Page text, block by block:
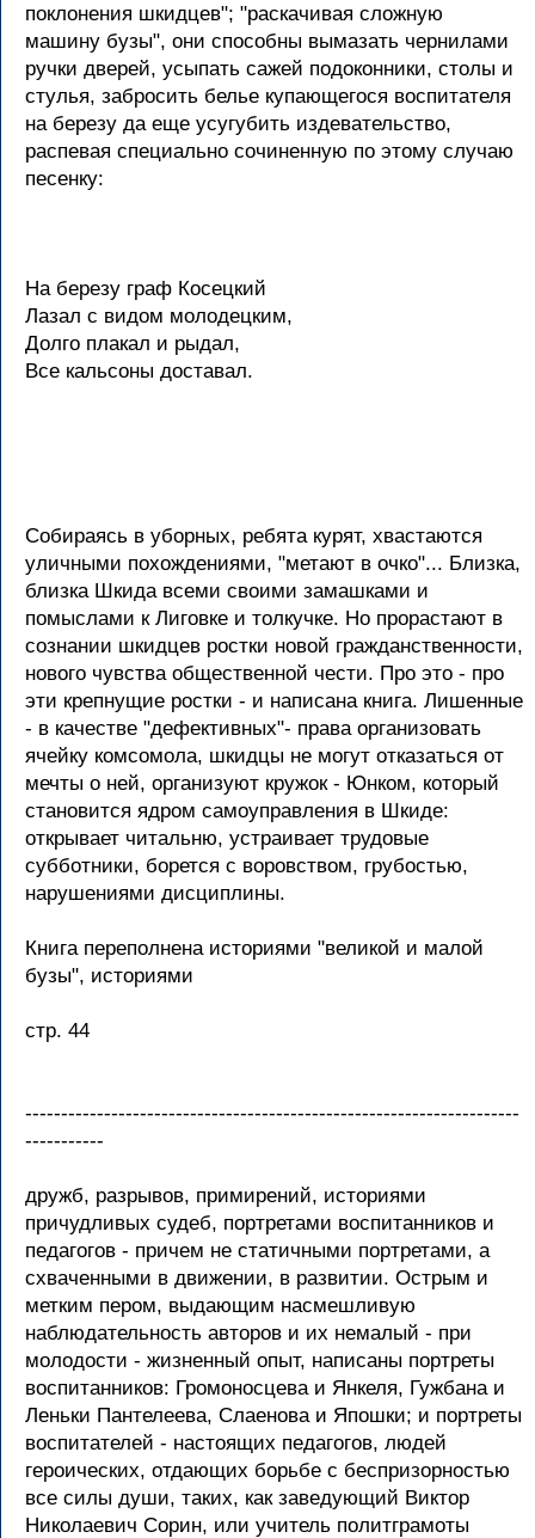
поклонения шкидцев"; "раскачивая сложную
машину бузы", они способны вымазать чернилами
ручки дверей, усыпать сажей подоконники, столы и
стулья, забросить белье купающегося воспитателя
на березу да еще усугубить издевательство,
распевая специально сочиненную по этому случаю
песенку:
На березу граф Косецкий
Лазал с видом молодецким,
Долго плакал и рыдал,
Все кальсоны доставал.
Собираясь в уборных, ребята курят, хвастаются
уличными похождениями, "метают в очко"... Близка,
близка Шкида всеми своими замашками и
помыслами к Лиговке и толкучке. Но прорастают в
сознании шкидцев ростки новой гражданственности,
нового чувства общественной чести. Про это - про
эти крепнущие ростки - и написана книга. Лишенные
- в качестве "дефективных"- права организовать
ячейку комсомола, шкидцы не могут отказаться от
мечты о ней, организуют кружок - Юнком, который
становится ядром самоуправления в Шкиде:
открывает читальню, устраивает трудовые
субботники, борется с воровством, грубостью,
нарушениями дисциплины.
Книга переполнена историями "великой и малой
бузы", историями
стр. 44
---------------------------------------------------------------------
-----------
дружб, разрывов, примирений, историями
причудливых судеб, портретами воспитанников и
педагогов - причем не статичными портретами, а
схваченными в движении, в развитии. Острым и
метким пером, выдающим насмешливую
наблюдательность авторов и их немалый - при
молодости - жизненный опыт, написаны портреты
воспитанников: Громоносцева и Янкеля, Гужбана и
Леньки Пантелеева, Слаенова и Япошки; и портреты
воспитателей - настоящих педагогов, людей
героических, отдающих борьбе с беспризорностью
все силы души, таких, как заведующий Виктор
Николаевич Сорин, или учитель политграмоты